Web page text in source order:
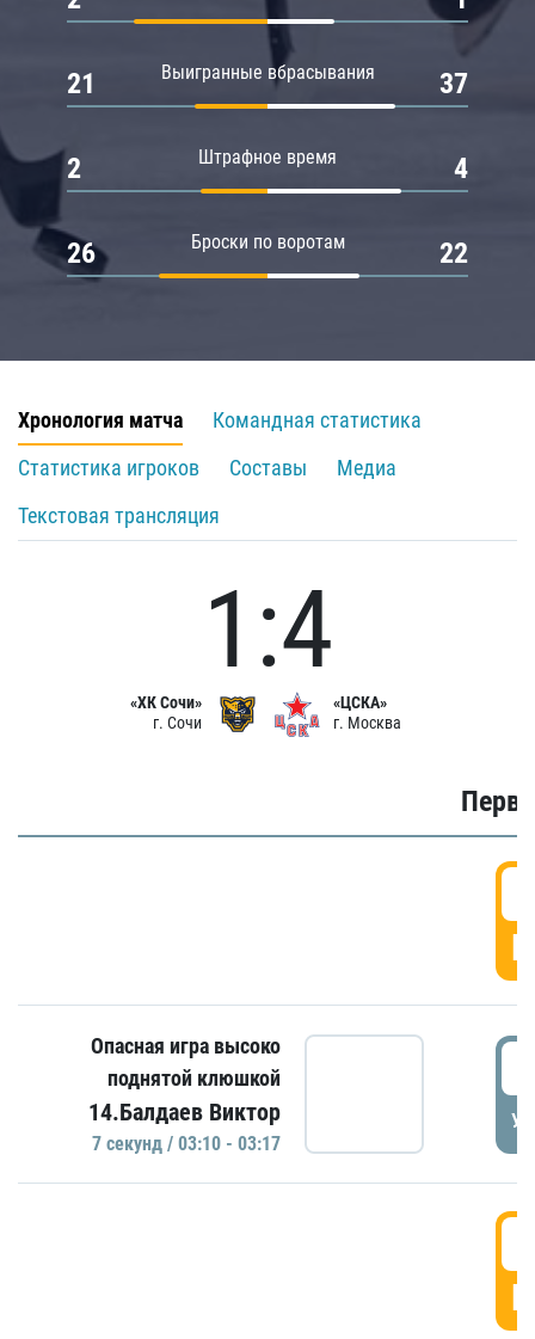
Выигранные вбрасывания
21 37
Штрафное время
2 4
Броски по воротам
26 22
Хронология матча
Командная статистика
Статистика игроков
Составы
Медиа
Текстовая трансляция
«ХК Сочи»
г. Сочи
1:4
«ЦСКА»
г. Москва
Опасная игра высоко
поднятой клюшкой
14.Балдаев Виктор
7 секунд / 03:10 - 03:17